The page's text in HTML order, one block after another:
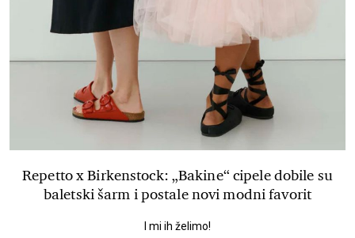
Repetto x Birkenstock: „Bakine“ cipele dobile su
baletski šarm i postale novi modni favorit
I mi ih želimo!